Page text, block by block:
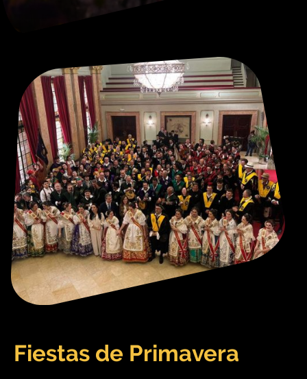
Fiestas de Primavera